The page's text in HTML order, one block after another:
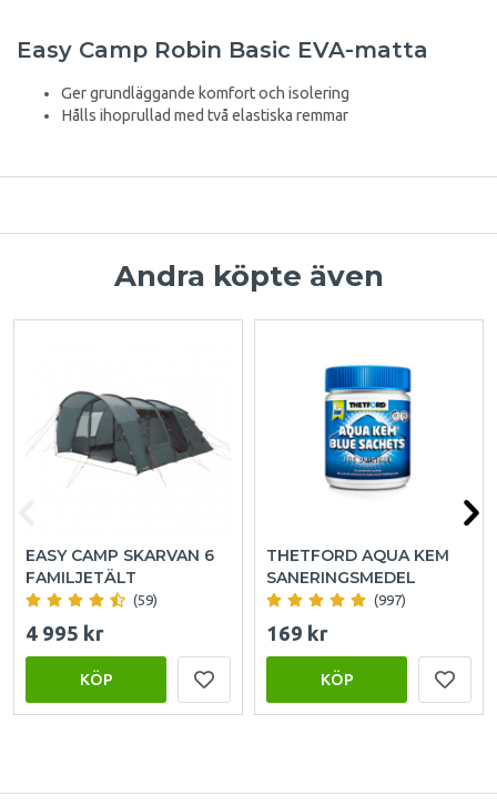
Easy Camp Robin Basic EVA-matta
Ger grundläggande komfort och isolering
Hålls ihoprullad med två elastiska remmar
Andra köpte även
EASY CAMP SKARVAN 6
FAMILJETÄLT
(59)
4 995 kr
KÖP
THETFORD AQUA KEM
SANERINGSMEDEL
(997)
169 kr
KÖP